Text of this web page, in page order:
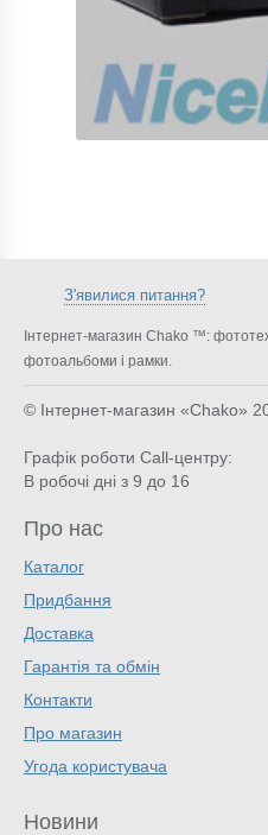
З'явилися питання?
Інтернет-магазин Chako ™:
фотоальбоми і рамки.
© Інтернет-магазин «Chako»
Графік роботи Call-центру:
В робочі дні з 9 до 16
Про нас
Каталог
Придбання
Доставка
Гарантія та обмін
Контакти
Про магазин
Угода користувача
Новини